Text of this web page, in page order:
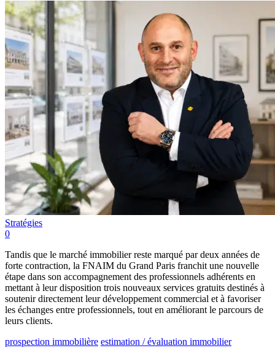
Stratégies
0
Tandis que le marché immobilier reste marqué par deux années de
forte contraction, la FNAIM du Grand Paris franchit une nouvelle
étape dans son accompagnement des professionnels adhérents en
mettant à leur disposition trois nouveaux services gratuits destinés à
soutenir directement leur développement commercial et à favoriser
les échanges entre professionnels, tout en améliorant le parcours de
leurs clients.
prospection immobilière estimation / évaluation immobilier